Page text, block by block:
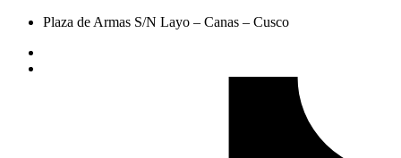
Plaza de Armas S/N Layo – Canas – Cusco